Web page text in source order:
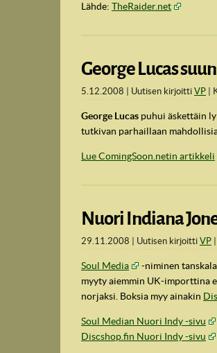
Lähde: TheRaider.net
George Lucas
5.12.2008 Uutisen kirjoitti VP
George Lucas puhui äskettäin
tutkivan parhaillaan
Lue ComingSoon.netin artikkeli
Nuori Indiana
29.11.2008 Uutisen kirjoitti VP
Soul Media -niminen
myyty aiemmin UK-importtina
norjaksi. Boksia myy ainakin
Soul Median Nuori Indy -sivu
Discshop.fin Nuori Indy -sivu